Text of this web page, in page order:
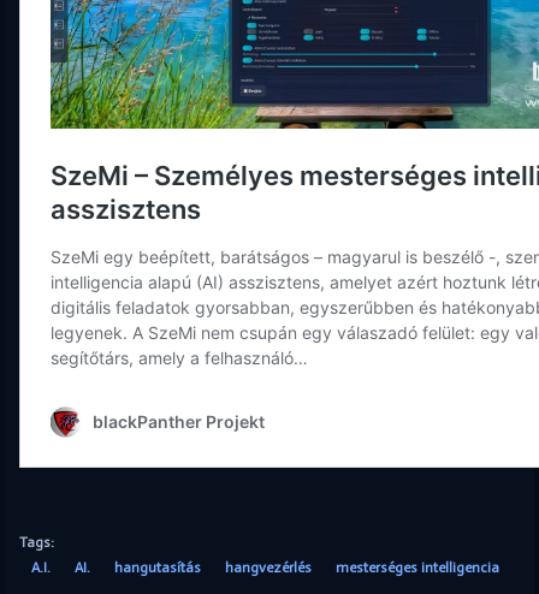
Tags:
A.I.
AI. hangutasítás hangvezérlés mesterséges intelligencia